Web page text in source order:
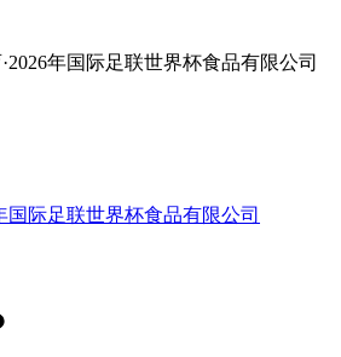
年国际足联世界杯食品有限公司